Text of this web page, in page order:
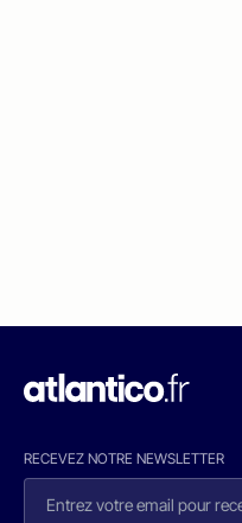
RECEVEZ NOTRE NEWSLETTER